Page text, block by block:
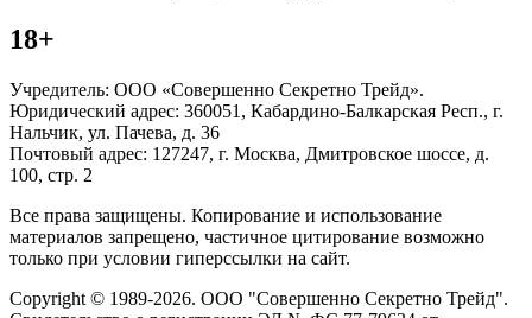
18+
Учредитель: ООО «Совершенно Секретно Трейд».
Юридический адрес: 360051, Кабардино-Балкарская Респ., г.
Нальчик, ул. Пачева, д. 36
Почтовый адрес: 127247, г. Москва, Дмитровское шоссе, д.
100, стр. 2
Все права защищены. Копирование и использование
материалов запрещено, частичное цитирование возможно
только при условии гиперссылки на сайт.
Copyright © 1989-2026. ООО "Совершенно Секретно Трейд".